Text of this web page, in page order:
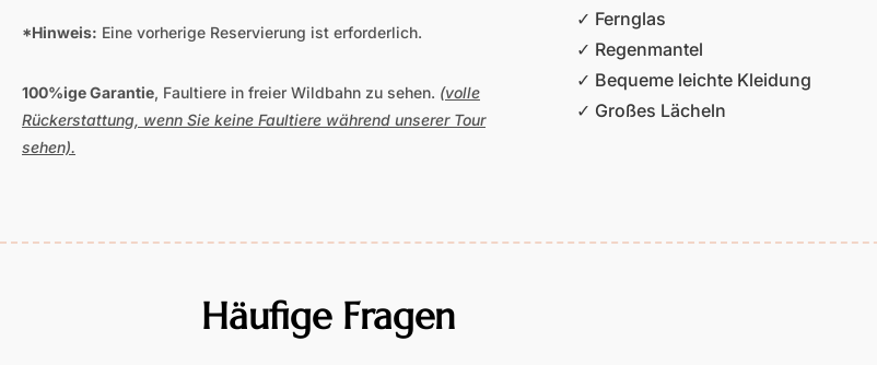
*Hinweis: Eine vorherige Reservierung ist erforderlich.
100%ige Garantie, Faultiere in freier Wildbahn zu sehen. (volle
Rückerstattung, wenn Sie keine Faultiere während unserer Tour
sehen).
✓ Fernglas
✓ Regenmantel
✓ Bequeme leichte Kleidung
✓ Großes Lächeln
Häufige Fragen